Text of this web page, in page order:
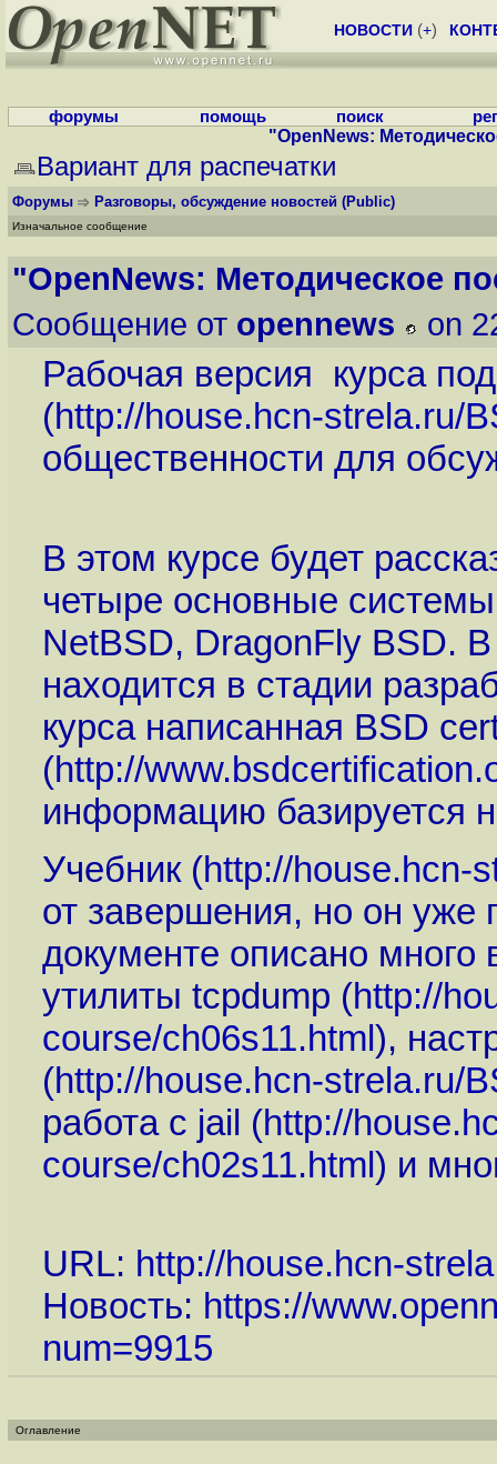
НОВОСТИ (+)
форумы помощь поиск
"OpenNews:
Вариант для распечатки
Форумы Разговоры, обсуждение новостей (Public)
Изначальное сообщение
"OpenNews: Методическое
Сообщение от opennews on
Рабочая версия курса
(http://house.hcn-strela.ru/
общественности для
В этом курсе будет
четыре основные
NetBSD, DragonFly BSD.
находится в стадии
курса написанная BSD
(http://
информацию базируется
Учебник (http://house.hcn-
от завершения, но он
документе описано много
утилиты tcpdump (http://
course/ch06s11.html),
(http://house.hcn-strela.ru/
работа с jail (http://
course/ch02s11.html) и
URL: http://house.hcn-
Новость: https://
num=9915
Оглавление